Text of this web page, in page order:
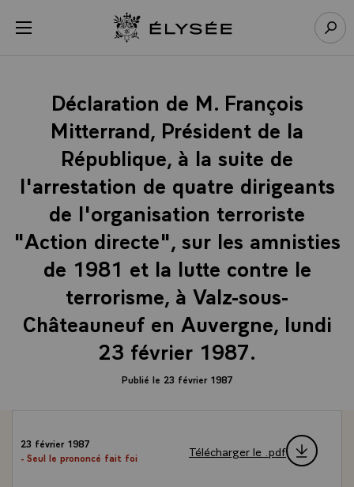
menu Retour à l’accueil Élysée
Déclaration de M. François
Mitterrand, Président de la
République, à la suite de
l'arrestation de quatre dirigeants
de l'organisation terroriste
"Action directe", sur les amnisties
de 1981 et la lutte contre le
terrorisme, à Valz-sous-
Châteauneuf en Auvergne, lundi
23 février 1987.
Publié le 23 février 1987
23 février 1987
- Seul le prononcé fait foi
Télécharger le .pdf
Panneau de gestion des cookies